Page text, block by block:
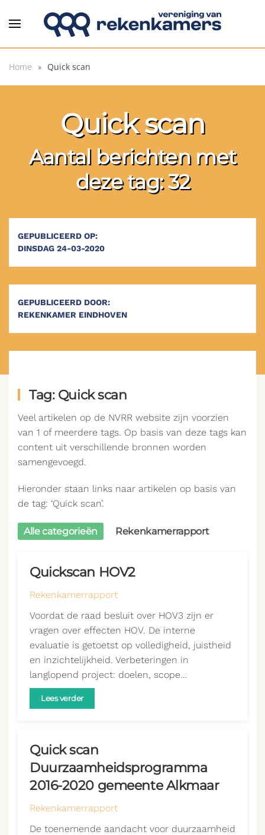
Overslaan en naar de inhoud gaan
Home Quick scan
Quick scan
Aantal berichten met
deze tag: 32
GEPUBLICEERD OP:
DINSDAG 24-03-2020
GEPUBLICEERD DOOR:
REKENKAMER EINDHOVEN
Tag: Quick scan
Veel artikelen op de NVRR website zijn voorzien
van 1 of meerdere tags. Op basis van deze tags kan
content uit verschillende bronnen worden
samengevoegd.
Hieronder staan links naar artikelen op basis van
de tag: ‘Quick scan’.
Alle categorieën Rekenkamerrapport
Quickscan HOV2
Rekenkamerrapport
Voordat de raad besluit over HOV3 zijn er
vragen over effecten HOV. De interne
evaluatie is getoetst op volledigheid, juistheid
en inzichtelijkheid. Verbeteringen in
langlopend project: doelen, scope…
Lees verder
Quick scan
Duurzaamheidsprogramma
2016-2020 gemeente Alkmaar
Rekenkamerrapport
De toenemende aandacht voor duurzaamheid